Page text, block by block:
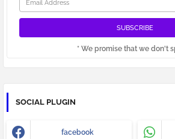
* We promise that we don't
SOCIAL PLUGIN
facebook